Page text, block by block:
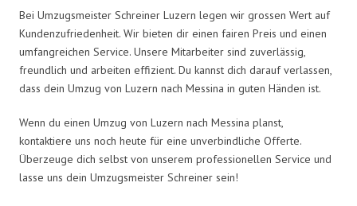
Bei Umzugsmeister Schreiner Luzern legen wir grossen Wert auf
Kundenzufriedenheit. Wir bieten dir einen fairen Preis und einen
umfangreichen Service. Unsere Mitarbeiter sind zuverlässig,
freundlich und arbeiten effizient. Du kannst dich darauf verlassen,
dass dein Umzug von Luzern nach Messina in guten Händen ist.
Wenn du einen Umzug von Luzern nach Messina planst,
kontaktiere uns noch heute für eine unverbindliche Offerte.
Überzeuge dich selbst von unserem professionellen Service und
lasse uns dein Umzugsmeister Schreiner sein!